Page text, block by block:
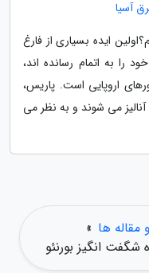
ایده بسیاری از فارغ
را به اتمام رسانده اند،
اروپایی است. پاریس،
می شوند و به نظر می
مقاله ها »
انگیز بورنئو